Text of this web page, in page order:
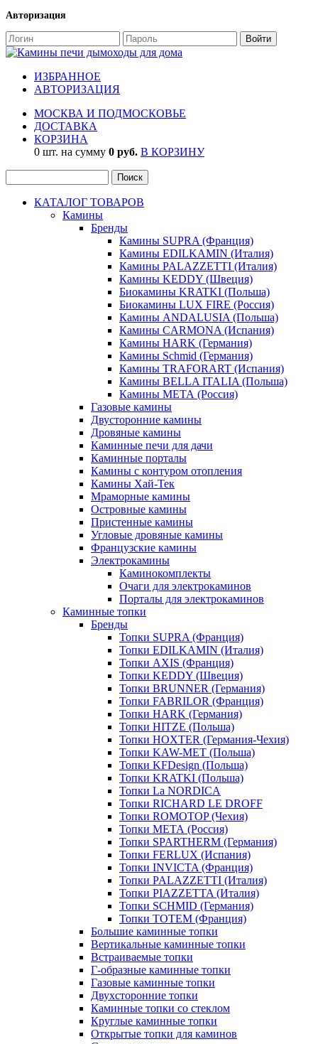
Авторизация
ИЗБРАННОЕ
АВТОРИЗАЦИЯ
МОСКВА И ПОДМОСКОВЬЕ
ДОСТАВКА
КОРЗИНА
0 шт. на сумму 0 руб. В КОРЗИНУ
КАТАЛОГ ТОВАРОВ
Камины
Бренды
Камины SUPRA (Франция)
Камины EDILKAMIN (Италия)
Камины PALAZZETTI (Италия)
Камины KEDDY (Швеция)
Биокамины KRATKI (Польша)
Биокамины LUX FIRE (Россия)
Камины ANDALUSIA (Польша)
Камины CARMONA (Испания)
Камины HARK (Германия)
Камины Schmid (Германия)
Камины TRAFORART (Испания)
Камины BELLA ITALIA (Польша)
Камины МЕТА (Россия)
Газовые камины
Двусторонние камины
Дровяные камины
Каминные печи для дачи
Каминные порталы
Камины с контуром отопления
Камины Хай-Тек
Мраморные камины
Островные камины
Пристенные камины
Угловые дровяные камины
Французские камины
Электрокамины
Каминокомплекты
Очаги для электрокаминов
Порталы для электрокаминов
Каминные топки
Бренды
Топки SUPRA (Франция)
Топки EDILKAMIN (Италия)
Топки AXIS (Франция)
Топки KEDDY (Швеция)
Топки BRUNNER (Германия)
Топки FABRILOR (Франция)
Топки HARK (Германия)
Топки HITZE (Польша)
Топки HOXTER (Германия-Чехия)
Топки KAW-MET (Польша)
Топки KFDesign (Польша)
Топки KRATKI (Польша)
Топки La NORDICA
Топки RICHARD LE DROFF
Топки ROMOTOP (Чехия)
Топки МЕТА (Россия)
Топки SPARTHERM (Германия)
Топки FERLUX (Испания)
Топки INVICTA (Франция)
Топки PALAZZETTI (Италия)
Топки PIAZZETTA (Италия)
Топки SCHMID (Германия)
Топки TOTEM (Франция)
Большие каминные топки
Вертикальные каминные топки
Встраиваемые топки
Г-образные каминные топки
Газовые каминные топки
Двухсторонние топки
Каминные топки со стеклом
Круглые каминные топки
Открытые топки для каминов